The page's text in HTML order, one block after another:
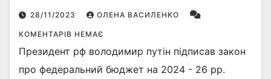
28/11/2023 ОЛЕНА ВАСИЛЕНКО
КОМЕНТАРІВ НЕМАЄ
Президент рф володимир путін підписав закон
про федеральний бюджет на 2024 - 26 рр.